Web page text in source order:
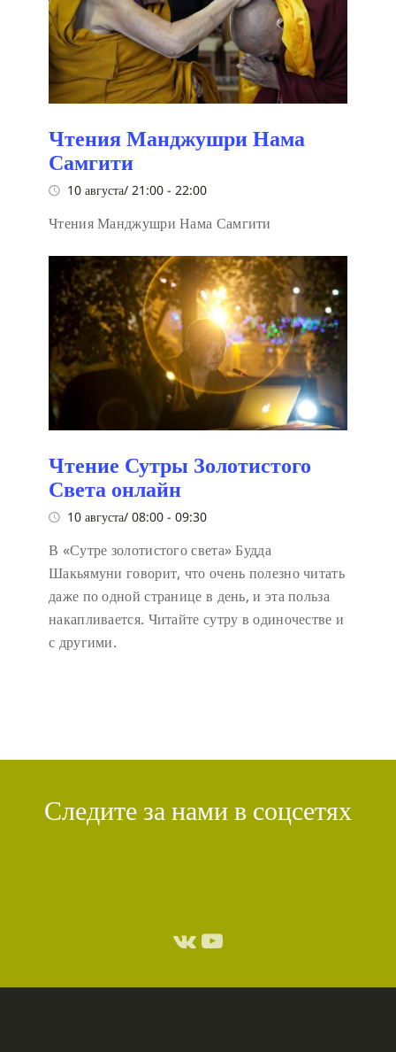
Чтения Манджушри Нама
Самгити
10 августа/ 21:00 - 22:00
Чтения Манджушри Нама Самгити
Чтение Сутры Золотистого
Света онлайн
10 августа/ 08:00 - 09:30
В «Сутре золотистого света» Будда
Шакьямуни говорит, что очень полезно читать
даже по одной странице в день, и эта польза
накапливается. Читайте сутру в одиночестве и
с другими.
Следите за нами в соцсетях